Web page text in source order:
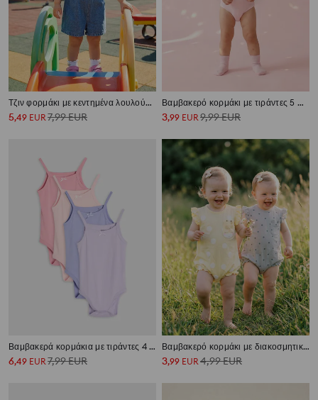
Τζιν φορμάκι με κεντημένα λουλούδια
5,49 EUR 7,99EUR
Βαμβακερό κορμάκι με τιράντες 5 pack
3,99 EUR 9,99EUR
Βαμβακερά κορμάκια με τιράντες 4 συσκευασίες
6,49 EUR7,99EUR
Βαμβακερό κορμάκι με διακοσμητικά βολάν 2 pack
3,99 EUR4,99EUR